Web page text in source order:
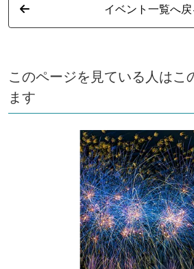
イベント一覧へ戻
このページを見ている人はこ
ます